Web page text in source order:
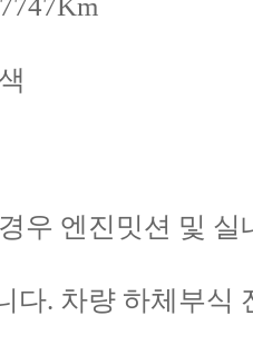
우 엔진밋션 및
다. 차량 하체부식